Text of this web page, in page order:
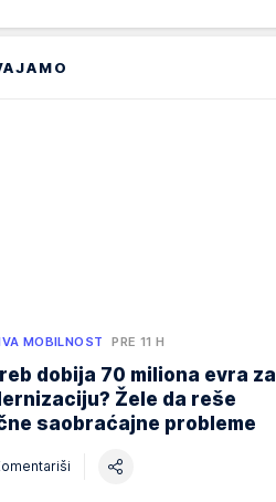
MOBILNOST PRE 11 H
dobija 70 miliona evra za
Žele da reše
saobraćajne probleme